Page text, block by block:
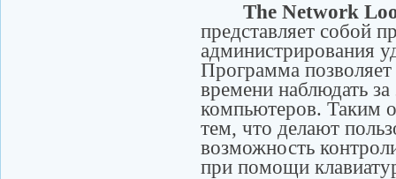
The Network
представляет собой
администрирования
Программа
времени наблюдать
компьютеров. Таким
тем, что делают
возможность
при помощи